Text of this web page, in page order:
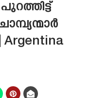
Argentina